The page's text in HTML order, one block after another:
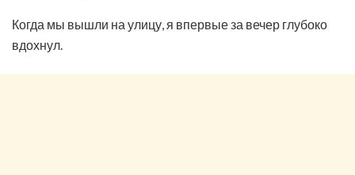
Когда мы вышли на улицу, я впервые за вечер глубоко
вдохнул.